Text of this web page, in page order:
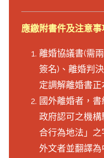
應繳附書件及注意事
離婚協議書(需
簽名)、離婚判
定調解離婚書正
國外離婚者，
政府認可之機
合行為地法」
外文者並翻譯